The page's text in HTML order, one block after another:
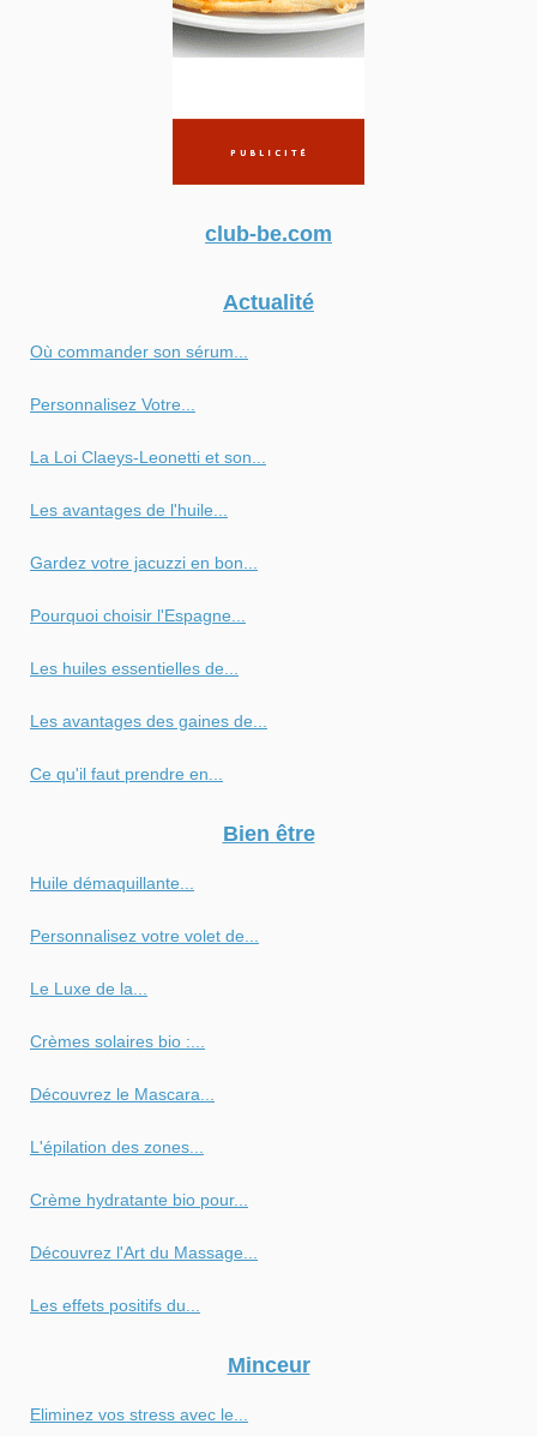
club-be.com
Actualité
Où commander son sérum...
Personnalisez Votre...
La Loi Claeys-Leonetti et son...
Les avantages de l'huile...
Gardez votre jacuzzi en bon...
Pourquoi choisir l'Espagne...
Les huiles essentielles de...
Les avantages des gaines de...
Ce qu'il faut prendre en...
Bien être
Huile démaquillante...
Personnalisez votre volet de...
Le Luxe de la...
Crèmes solaires bio :...
Découvrez le Mascara...
L'épilation des zones...
Crème hydratante bio pour...
Découvrez l'Art du Massage...
Les effets positifs du...
Minceur
Eliminez vos stress avec le...